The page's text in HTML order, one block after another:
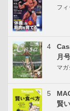
フィ
4
月
マガ
5
賢